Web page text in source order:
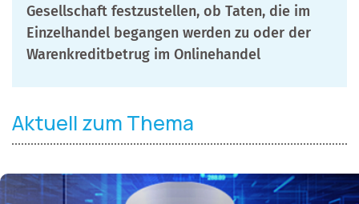
Gesellschaft festzustellen, ob Taten, die im
Einzelhandel begangen werden zu oder der
Warenkreditbetrug im Onlinehandel
Aktuell zum Thema